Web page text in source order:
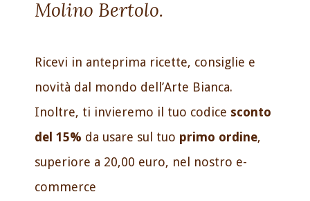
Molino Bertolo.
Ricevi in anteprima ricette, consiglie e
novità dal mondo dell’Arte Bianca.
Inoltre, ti invieremo il tuo codice sconto
del 15% da usare sul tuo primo ordine,
superiore a 20,00 euro, nel nostro e-
commerce